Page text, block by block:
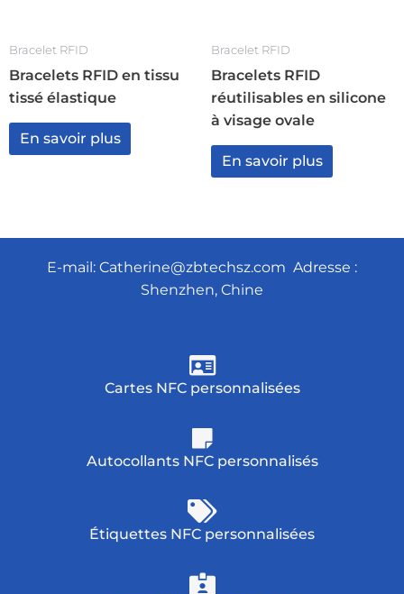
Bracelet RFID
Bracelets RFID en tissu
tissé élastique
En savoir plus
Bracelet RFID
Bracelets RFID
réutilisables en silicone
à visage ovale
En savoir plus
E-mail: Catherine@zbtechsz.com Adresse :
Shenzhen, Chine
Cartes NFC personnalisées
Autocollants NFC personnalisés
Étiquettes NFC personnalisées